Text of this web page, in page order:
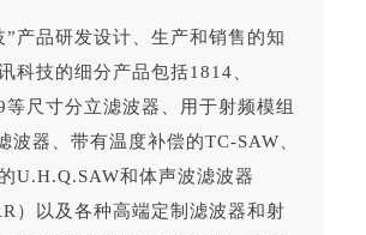
”产品研发设计、生产和销售的知
科技的细分产品包括1814、
等尺寸分立滤波器、用于射频模组
波器、带有温度补偿的TC-SAW、
U.H.Q.SAW和体声波滤波器
）以及各种高端定制滤波器和射